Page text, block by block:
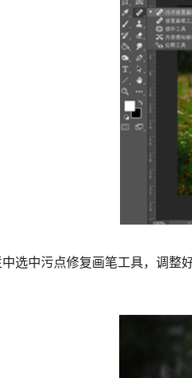
选中污点修复画笔工具，调整